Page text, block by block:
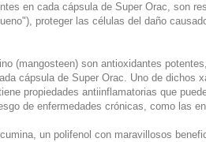
en cada cápsula de Super Orac, son
proteger las células del daño
(mangosteen) son antioxidantes
cápsula de Super Orac. Uno de dichos
propiedades antiinflamatorias que
de enfermedades crónicas, como las
un polifenol con maravillosos